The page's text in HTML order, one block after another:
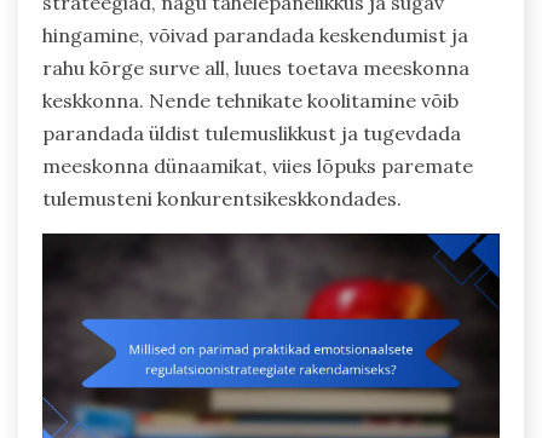
hingamine, võivad parandada keskendumist ja
rahu kõrge surve all, luues toetava meeskonna
keskkonna. Nende tehnikate koolitamine võib
parandada üldist tulemuslikkust ja tugevdada
meeskonna dünaamikat, viies lõpuks paremate
tulemusteni konkurentsikeskkondades.